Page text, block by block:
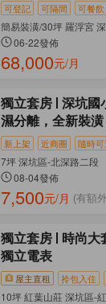
可登記 可隔間 可餐飲
簡易裝潢/30坪 羅浮宮
06-22發佈
68,000元/月
獨立套房
深坑國
濕分離，全新裝潢
新上架 近商圈 隨時可
7坪 深坑區-北深路二段
08-04發佈
7,500元/月 (有額
獨立套房
時尚大
獨立電表
屋主直租 拎包入住
10坪 紅葉山莊 深坑區-